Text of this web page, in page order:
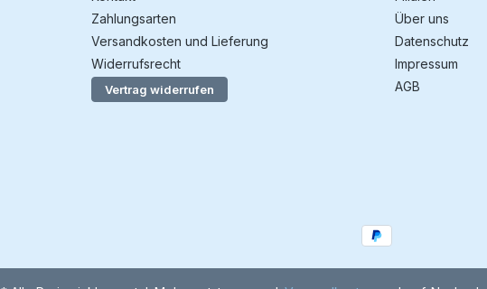
Zahlungsarten
Versandkosten und Lieferung
Widerrufsrecht
Vertrag widerrufen
Über uns
Datenschutz
Impressum
AGB